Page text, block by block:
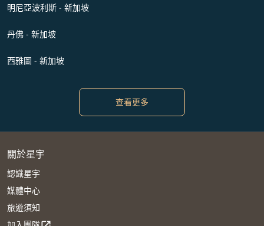
明尼亞波利斯 - 新加坡
丹佛 - 新加坡
西雅圖 - 新加坡
查看更多
關於星宇
認識星宇
媒體中心
旅遊須知